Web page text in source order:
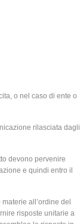
o nel caso di ente o
rilasciata dagli
devono pervenire
e quindi entro il
all’ordine del
risposte unitarie a